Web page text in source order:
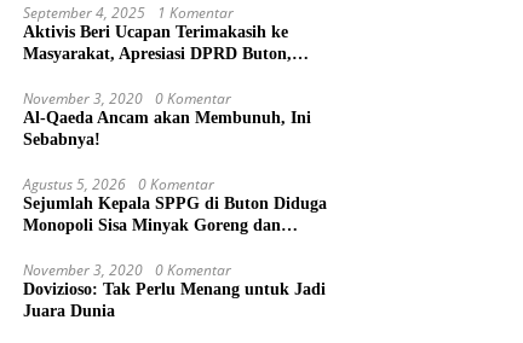
Capai Rp 100 Juta Lebih
September 4, 2025 1 Komentar
Aktivis Beri Ucapan Terimakasih ke
Masyarakat, Apresiasi DPRD Buton,
November 3, 2020 0 Komentar
Al-Qaeda Ancam akan Membunuh, Ini
Sebabnya!
Agustus 5, 2026 0 Komentar
Sejumlah Kepala SPPG di Buton Diduga
Monopoli Sisa Minyak Goreng dan
Pribadi
November 3, 2020 0 Komentar
Dovizioso: Tak Perlu Menang untuk Jadi
Juara Dunia